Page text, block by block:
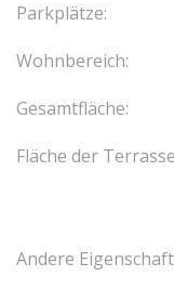
Parkplätze:
Wohnbereich:
Gesamtfläche:
Fläche der
Andere